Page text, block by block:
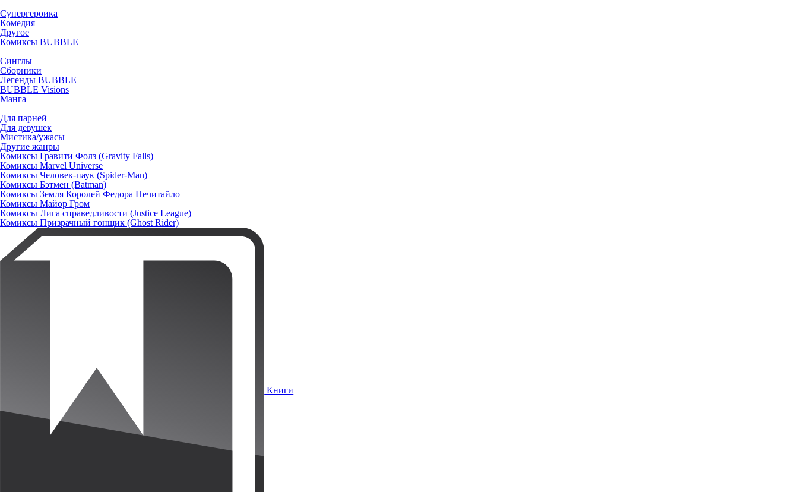
Супергероика
Комедия
Другое
Комиксы BUBBLE
Синглы
Сборники
Легенды BUBBLE
BUBBLE Visions
Манга
Для парней
Для девушек
Мистика/ужасы
Другие жанры
Комиксы Гравити Фолз (Gravity Falls)
Комиксы Marvel Universe
Комиксы Человек-паук (Spider-Man)
Комиксы Бэтмен (Batman)
Комиксы Земля Королей Федора Нечитайло
Комиксы Майор Гром
Комиксы Лига справедливости (Justice League)
Комиксы Призрачный гонщик (Ghost Rider)
Книги